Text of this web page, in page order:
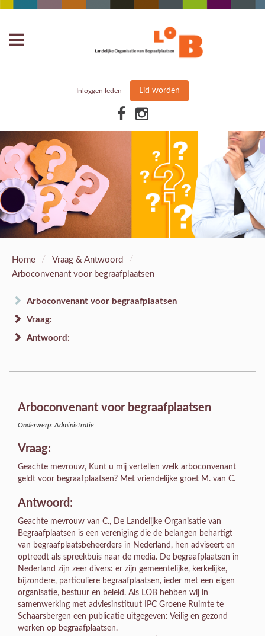
Inloggen leden Lid worden
Home / Vraag & Antwoord /
Arboconvenant voor begraafplaatsen
Arboconvenant voor begraafplaatsen
Vraag:
Antwoord:
Arboconvenant voor begraafplaatsen
Onderwerp: Administratie
Vraag:
Geachte mevrouw, Kunt u mij vertellen welk arboconvenant
geldt voor begraafplaatsen? Met vriendelijke groet M. van C.
Antwoord:
Geachte mevrouw van C., De Landelijke Organisatie van
Begraafplaatsen is een vereniging die de belangen behartigt
van begraafplaatsbeheerders in Nederland, hen adviseert en
optreedt als spreekbuis naar de media. De begraafplaatsen in
Nederland zijn zeer divers: er zijn gemeentelijke, kerkelijke,
bijzondere, particuliere begraafplaatsen, ieder met een eigen
organisatie, bestuur en beleid. Als LOB hebben wij in
samenwerking met adviesinstituut IPC Groene Ruimte te
Schaarsbergen een publicatie uitgegeven: Veilig en gezond
werken op begraafplaatsen.